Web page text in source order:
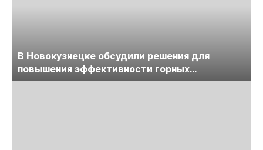
В Новокузнецке обсудили решения для
повышения эффективности горных
предприятий